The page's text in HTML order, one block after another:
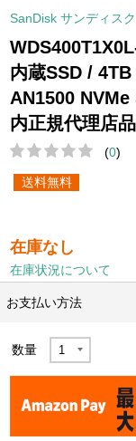
SanDisk サンディスク
内蔵SSD /
AN1500
内正規代理店品
(0)
送料無料
在庫なし
在庫状況について
お支払い方法
数量